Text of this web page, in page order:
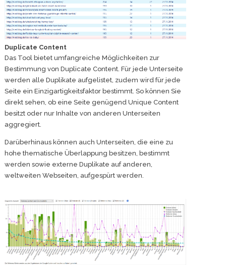
Duplicate Content
Das Tool bietet umfangreiche Möglichkeiten zur
Bestimmung von Duplicate Content. Für jede Unterseite
werden alle Duplikate aufgelistet, zudem wird für jede
Seite ein Einzigartigkeitsfaktor bestimmt. So können Sie
direkt sehen, ob eine Seite genügend Unique Content
besitzt oder nur Inhalte von anderen Unterseiten
aggregiert.
Darüberhinaus können auch Unterseiten, die eine zu
hohe thematische Überlappung besitzen, bestimmt
werden sowie externe Duplikate auf anderen,
weltweiten Webseiten, aufgespürt werden.